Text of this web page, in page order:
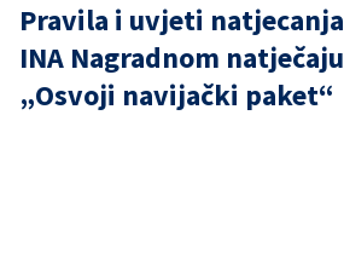
Pravila i uvjeti
INA Nagradnom natječaju
„Osvoji navijački paket“